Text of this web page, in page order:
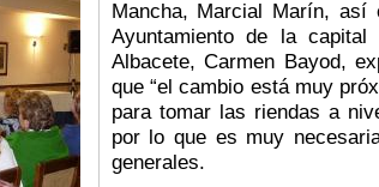
Mancha, Marcial Marín,
Ayuntamiento de la
Albacete, Carmen Bayod,
que “el cambio está muy
para tomar las riendas a
por lo que es muy
generales.